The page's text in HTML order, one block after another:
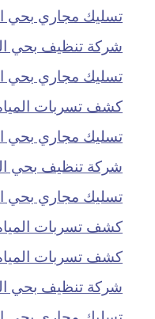
تسليك مجاري بحي
شركة تنظيف بحي
تسليك مجاري بحي
كشف تسربات
تسليك مجاري بحي
شركة تنظيف بحي
تسليك مجاري بحي
كشف تسربات
كشف تسربات
شركة تنظيف بحي